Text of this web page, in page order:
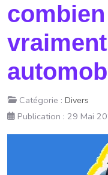
Catégorie : Divers
Publication : 29 Mai